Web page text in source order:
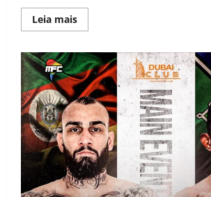
Leia mais